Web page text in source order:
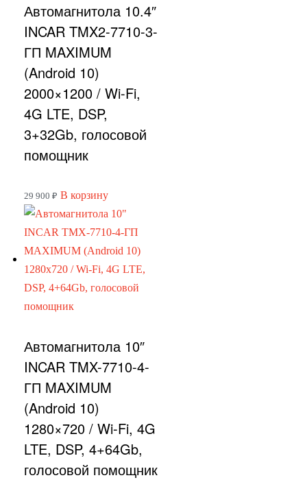
Автомагнитола 10.4″
INCAR TMX2-7710-3-
ГП MAXIMUM
(Android 10)
2000×1200 / Wi-Fi,
4G LTE, DSP,
3+32Gb, голосовой
помощник
29 900 ₽ В корзину
Автомагнитола 10″
INCAR TMX-7710-4-
ГП MAXIMUM
(Android 10)
1280×720 / Wi-Fi, 4G
LTE, DSP, 4+64Gb,
голосовой помощник